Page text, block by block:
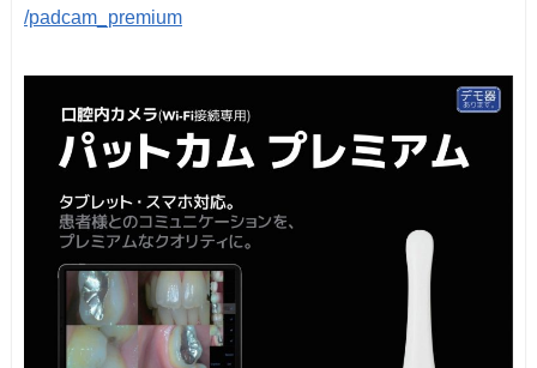
/padcam_premium